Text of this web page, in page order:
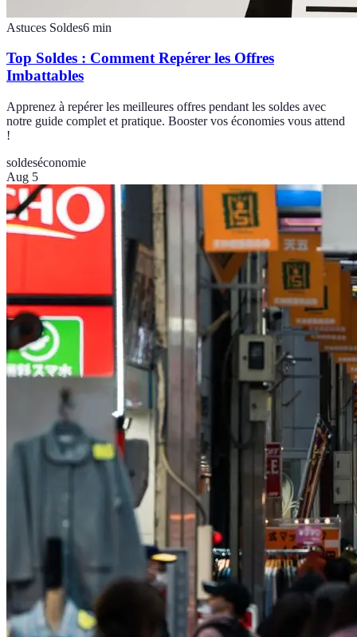
Astuces Soldes6 min
Top Soldes : Comment Repérer les Offres
Imbattables
Apprenez à repérer les meilleures offres pendant les soldes avec
notre guide complet et pratique. Booster vos économies vous attend
!
soldeséconomie
Aug 5